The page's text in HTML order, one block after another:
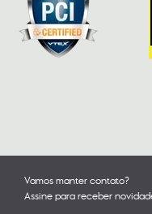
Vamos manter contato?
Assine para receber